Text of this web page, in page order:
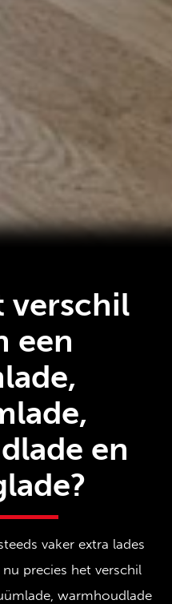
verschil
een
en
vaker extra lades
precies het verschil
warmhoudlade